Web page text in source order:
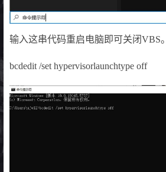
输入这串代码重启电脑即可关闭VBS。
bcdedit /set hypervisorlaunchtype off